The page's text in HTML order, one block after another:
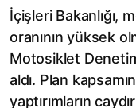
İçişleri Bakanlığı,
oranının yüksek
Motosiklet
aldı. Plan
yaptırımların